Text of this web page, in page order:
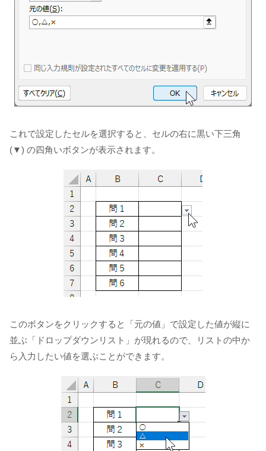
これで設定したセルを選択すると、セルの右に黒い下三角
(▼) の四角いボタンが表示されます。
このボタンをクリックすると「元の値」で設定した値が縦に
並ぶ「ドロップダウンリスト」が現れるので、リストの中か
ら入力したい値を選ぶことができます。